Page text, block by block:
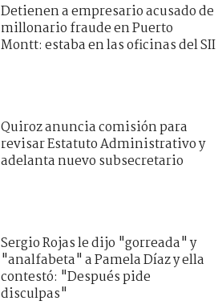
Detienen a empresario acusado de
millonario fraude en Puerto
Montt: estaba en las oficinas del SII
Quiroz anuncia comisión para
revisar Estatuto Administrativo y
adelanta nuevo subsecretario
Sergio Rojas le dijo "gorreada" y
"analfabeta" a Pamela Díaz y ella
contestó: "Después pide
disculpas"